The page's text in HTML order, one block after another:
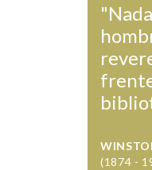
(1874 -